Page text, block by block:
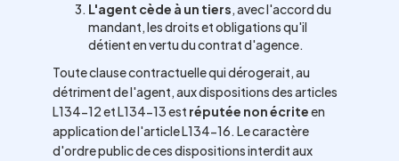
L'agent cède à un tiers, avec l'accord du
mandant, les droits et obligations qu'il
détient en vertu du contrat d'agence.
Toute clause contractuelle qui dérogerait, au
détriment de l'agent, aux dispositions des articles
L134-12 et L134-13 est réputée non écriteen
application de l'article L134-16. Le caractère
d'ordre public de ces dispositions interdit aux